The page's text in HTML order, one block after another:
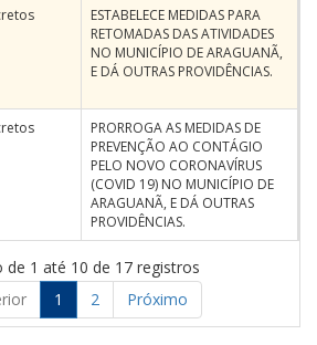
ESTABELECE MEDIDAS PARA
RETOMADAS DAS ATIVIDADES
NO MUNICÍPIO DE ARAGUANÃ,
E DÁ OUTRAS PROVIDÊNCIAS.
PRORROGA AS MEDIDAS DE
PREVENÇÃO AO CONTÁGIO
PELO NOVO CORONAVÍRUS
(COVID 19) NO MUNICÍPIO DE
ARAGUANÃ, E DÁ OUTRAS
PROVIDÊNCIAS.
de 1 até 10 de 17 registros
1 2 Próximo